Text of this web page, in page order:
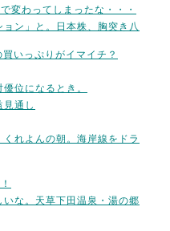
変わってしまったな・・・
ョン」と。日本株、胸突き八
いっぷりがイマイチ？
位になるとき。
見通し
れよんの朝。海岸線をドラ
な。天草下田温泉・湯の郷